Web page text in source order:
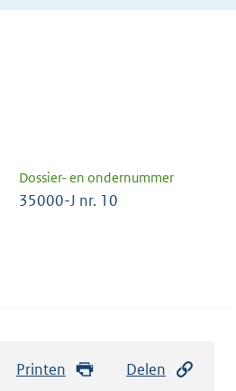
Dossier- en ondernummer
35000-J nr. 10
Printen Delen